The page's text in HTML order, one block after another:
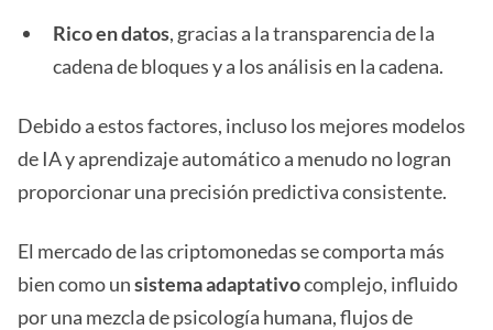
Rico en datos, gracias a la transparencia de la
cadena de bloques y a los análisis en la cadena.
Debido a estos factores, incluso los mejores modelos
de IA y aprendizaje automático a menudo no logran
proporcionar una precisión predictiva consistente.
El mercado de las criptomonedas se comporta más
bien como unsistema adaptativocomplejo, influido
por una mezcla de psicología humana, flujos de